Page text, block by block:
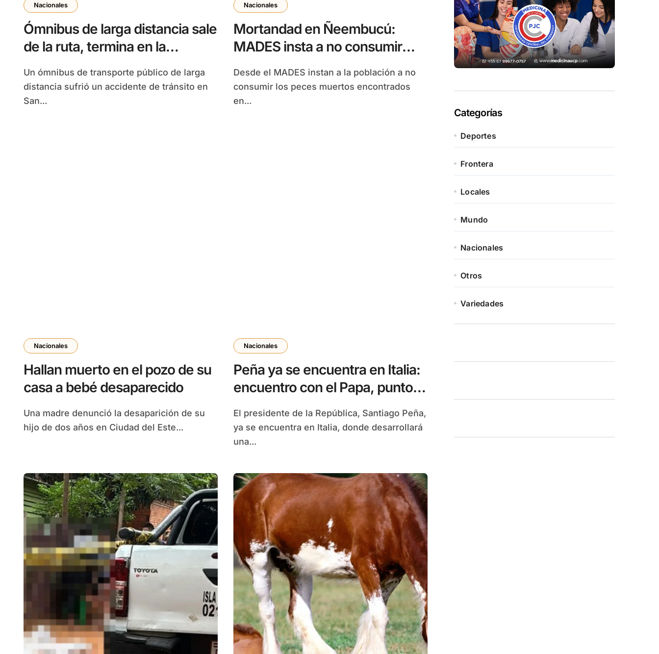
Nacionales
Ómnibus de larga distancia sale
de la ruta, termina en la
banquina y pasajeros resultan
heridos
Un ómnibus de transporte público de larga
distancia sufrió un accidente de tránsito en
San...
Nacionales
Mortandad en Ñeembucú:
MADES insta a no consumir
peces muertos
Desde el MADES instan a la población a no
consumir los peces muertos encontrados
en...
Nacionales
Hallan muerto en el pozo de su
casa a bebé desaparecido
Una madre denunció la desaparición de su
hijo de dos años en Ciudad del Este...
Nacionales
Peña ya se encuentra en Italia:
encuentro con el Papa, punto
central en agenda
El presidente de la República, Santiago Peña,
ya se encuentra en Italia, donde desarrollará
una...
Categorías
Deportes
Frontera
Locales
Mundo
Nacionales
Otros
Variedades